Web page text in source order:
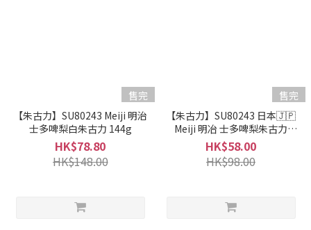
售完
【朱古力】SU80243 Meiji 明治
士多啤梨白朱古力 144g
HK$78.80
HK$148.00
售完
【朱古力】SU80243 日本🇯🇵
Meiji 明冶 士多啤梨朱古力
120g 🌟冬季限量版🌟
HK$58.00
HK$98.00